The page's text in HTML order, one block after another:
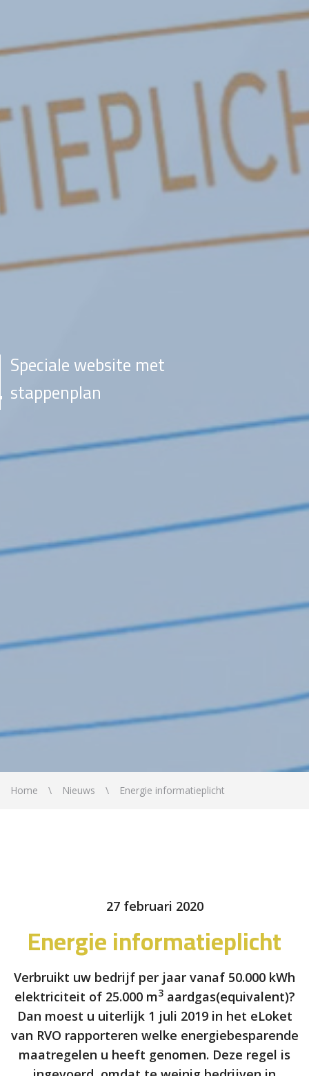
Speciale website met
stappenplan
Home Nieuws Energie informatieplicht
27 februari 2020
Energie informatieplicht
Verbruikt uw bedrijf per jaar vanaf 50.000 kWh
elektriciteit of 25.000 m3aardgas(equivalent)?
Dan moest u uiterlijk 1 juli 2019 in het eLoket
van RVO rapporteren welke energiebesparende
maatregelen u heeft genomen. Deze regel is